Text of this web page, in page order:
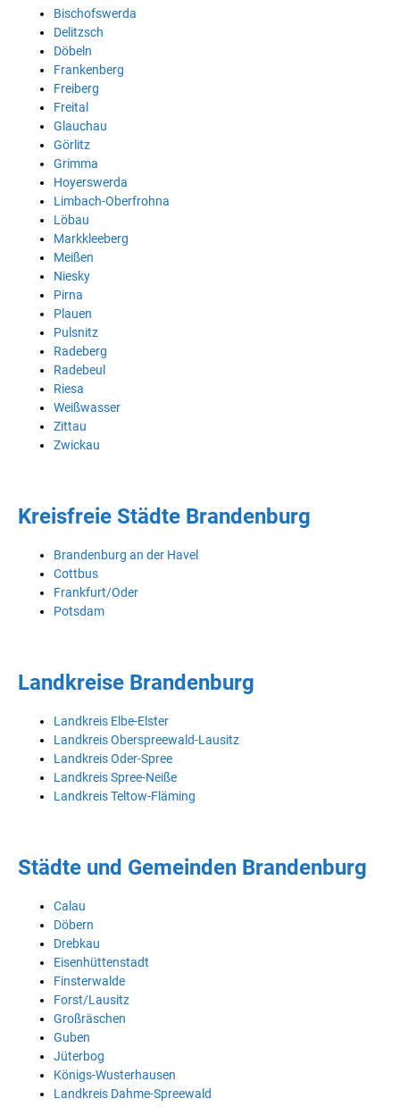
Bischofswerda
Delitzsch
Döbeln
Frankenberg
Freiberg
Freital
Glauchau
Görlitz
Grimma
Hoyerswerda
Limbach-Oberfrohna
Löbau
Markkleeberg
Meißen
Niesky
Pirna
Plauen
Pulsnitz
Radeberg
Radebeul
Riesa
Weißwasser
Zittau
Zwickau
Kreisfreie Städte Brandenburg
Brandenburg an der Havel
Cottbus
Frankfurt/Oder
Potsdam
Landkreise Brandenburg
Landkreis Elbe-Elster
Landkreis Oberspreewald-Lausitz
Landkreis Oder-Spree
Landkreis Spree-Neiße
Landkreis Teltow-Fläming
Städte und Gemeinden Brandenburg
Calau
Döbern
Drebkau
Eisenhüttenstadt
Finsterwalde
Forst/Lausitz
Großräschen
Guben
Jüterbog
Königs-Wusterhausen
Landkreis Dahme-Spreewald